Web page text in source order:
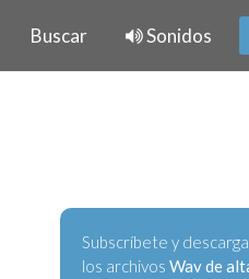
Buscar Sonidos
Subscríbete y descarga
los archivos Wav de